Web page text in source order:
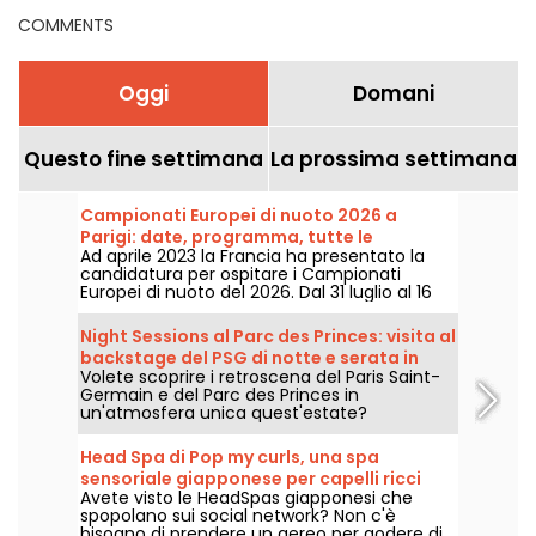
COMMENTS
Oggi Domani
Questo fine settimana La prossima settimana
Campionati Europei di nuoto 2026 a
Parigi: date, programma, tutte le
informazioni sulla competizione
Ad aprile 2023 la Francia ha presentato la
candidatura per ospitare i Campionati
Europei di nuoto del 2026. Dal 31 luglio al 16
agosto, il Centro Acquatico Olimpico vi
aspetta per sostenere i nostri nuotatori.
Ecco tutte le informazioni da conoscere
sulla competizione e sulle prove!
Night Sessions al Parc des Princes: visita al
backstage del PSG di notte e serata in
stile guinguette con DJ set
Volete scoprire i retroscena del Paris Saint-
Germain e del Parc des Princes in
un'atmosfera unica quest'estate?
Approfittate delle night sessions per entrare
nello stadio di notte e godervi numerose
animazioni festive. Ecco il programma per
l'estate 2026!
Head Spa di Pop my curls, una spa
sensoriale giapponese per capelli ricci
vicino a Parigi
Avete visto le HeadSpas giapponesi che
spopolano sui social network? Non c'è